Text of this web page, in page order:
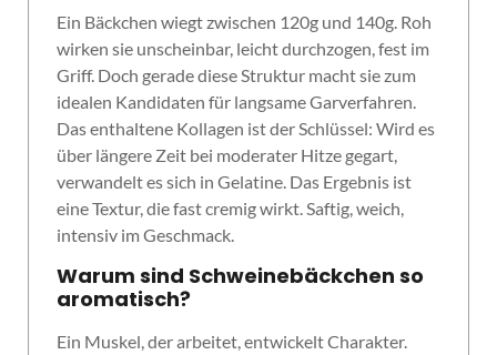
Ein Bäckchen wiegt zwischen 120g und 140g. Roh
wirken sie unscheinbar, leicht durchzogen, fest im
Griff. Doch gerade diese Struktur macht sie zum
idealen Kandidaten für langsame Garverfahren.
Das enthaltene Kollagen ist der Schlüssel: Wird es
über längere Zeit bei moderater Hitze gegart,
verwandelt es sich in Gelatine. Das Ergebnis ist
eine Textur, die fast cremig wirkt. Saftig, weich,
intensiv im Geschmack.
Warum sind Schweinebäckchen so
aromatisch?
Ein Muskel, der arbeitet, entwickelt Charakter.